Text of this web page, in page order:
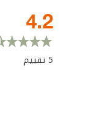
4.2
5تقييم